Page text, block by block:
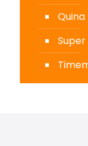
Quina